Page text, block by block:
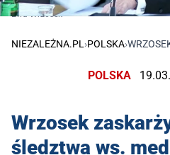
Ewa Wrzosek
NIEZALEŻNA.PL ›POLSKA›
POLSKA
Wrzosek
śledztwa ws.